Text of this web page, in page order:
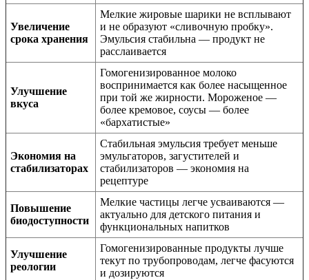
Увеличение
срока хранения
Мелкие жировые шарики не всплывают
и не образуют «сливочную пробку».
Эмульсия стабильна — продукт не
расслаивается
Улучшение
вкуса
Гомогенизированное молоко
воспринимается как более насыщенное
при той же жирности. Мороженое —
более кремовое, соусы — более
«бархатистые»
Экономия на
стабилизаторах
Стабильная эмульсия требует меньше
эмульгаторов, загустителей и
стабилизаторов — экономия на
рецептуре
Повышение
биодоступности
Мелкие частицы легче усваиваются —
актуально для детского питания и
функциональных напитков
Улучшение
реологии
Гомогенизированные продукты лучше
текут по трубопроводам, легче фасуются
и дозируются